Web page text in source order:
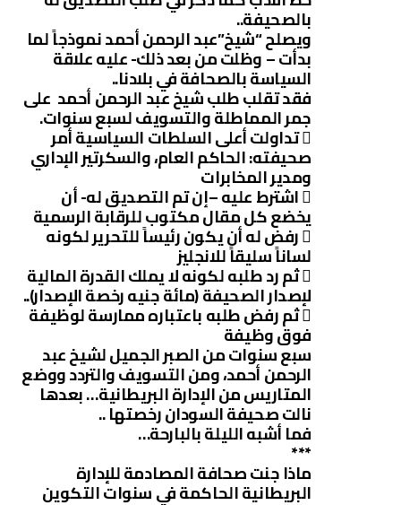
بالصحيفة..
ويصلح “شيخ”عبد الرحمن أحمد نموذجاً لما
بدأت – وظلت من بعد ذلك- عليه علاقة
السياسة بالصحافة في بلادنا..
فقد تقلب طلب شيخ عبد الرحمن أحمد على
جمر المماطلة والتسويف لسبع سنوات.
تداولت أعلى السلطات السياسية أمر
صحيفته: الحاكم العام، والسكرتير الإداري
ومدير المخابرات
اشترط عليه –إن تم التصديق له- أن
يخضع كل مقال مكتوب للرقابة الرسمية
رفض له أن يكون رئيساً للتحرير لكونه
لساناً سليقاً للانجليز
ثم رد طلبه لكونه لا يملك القدرة المالية
لإصدار الصحيفة (مائة جنيه رخصة الإصدار)..
ثم رفض طلبه باعتباره ممارسة لوظيفة
فوق وظيفة
سبع سنوات من الصبر الجميل لشيخ عبد
الرحمن أحمد، ومن التسويف والتردد ووضع
المتاريس من الإدارة البريطانية… بعدها
نالت صحيفة السودان رخصتها ..
فما أشبه الليلة بالبارحة…
***
ماذا جنت صحافة المصادمة للإدارة
البريطانية الحاكمة في سنوات التكوين